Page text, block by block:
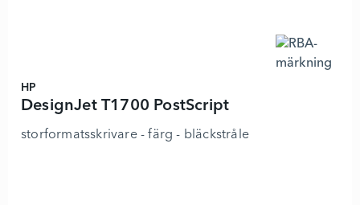
HP
DesignJet T1700 PostScript
storformatsskrivare - färg - bläckstråle